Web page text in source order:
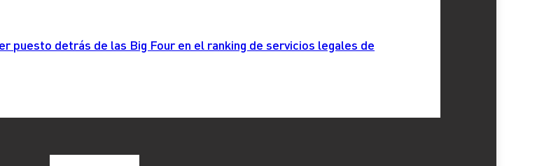
puesto detrás de las Big Four en el ranking de servicios legales de